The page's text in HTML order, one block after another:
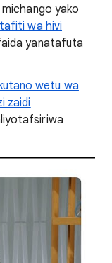
yako
wa hivi
yanatafuta
wetu wa
zaidi